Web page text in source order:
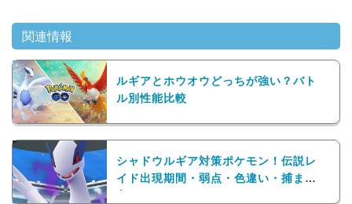
関連情報
ルギアとホウオウどっちが強い？バト
ル別性能比較
シャドウルギア対策ポケモン！伝説レ
イド出現期間・弱点・色違い・捕まえ